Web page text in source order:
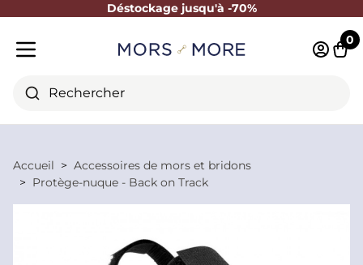
Déstockage jusqu'à -70%
Fermer
Rechercher
0
Accueil
Accessoires de mors et bridons
Protège-nuque - Back on Track